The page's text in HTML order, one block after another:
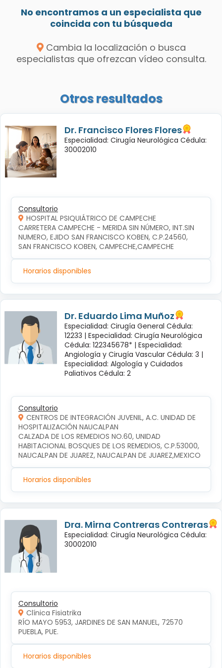
No encontramos a un especialista que
coincida con tu búsqueda
Cambia la localización o busca
especialistas que ofrezcan vídeo consulta.
Otros resultados
Dr. Francisco Flores Flores
Especialidad: Cirugía Neurológica Cédula:
30002010
Consultorio
HOSPITAL PSIQUIÁTRICO DE CAMPECHE
CARRETERA CAMPECHE - MERIDA SIN NÚMERO, INT.SIN
NUMERO, EJIDO SAN FRANCISCO KOBEN, C.P.24560,
SAN FRANCISCO KOBEN, CAMPECHE,CAMPECHE
Horarios disponibles
Dr. Eduardo Lima Muñoz
Especialidad: Cirugía General Cédula:
12233 | Especialidad: Cirugía Neurológica
Cédula: 122345678* | Especialidad:
Angiología y Cirugía Vascular Cédula: 3 |
Especialidad: Algología y Cuidados
Paliativos Cédula: 2
Consultorio
CENTROS DE INTEGRACIÓN JUVENIL, A.C. UNIDAD DE
HOSPITALIZACIÓN NAUCALPAN
CALZADA DE LOS REMEDIOS NO.60, UNIDAD
HABITACIONAL BOSQUES DE LOS REMEDIOS, C.P.53000,
NAUCALPAN DE JUAREZ, NAUCALPAN DE JUAREZ,MEXICO
Horarios disponibles
Dra. Mirna Contreras Contreras
Especialidad: Cirugía Neurológica Cédula:
30002010
Consultorio
Clínica Fisiatrika
RÍO MAYO 5953, JARDINES DE SAN MANUEL, 72570
PUEBLA, PUE.
Horarios disponibles